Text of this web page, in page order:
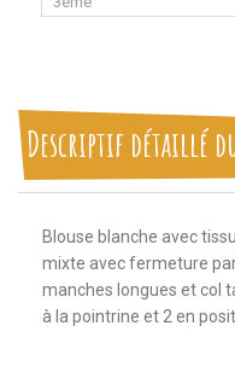
Descriptif détaillé
Blouse blanche avec
mixte avec fermeture
manches longues et col
à la pointrine et 2 en